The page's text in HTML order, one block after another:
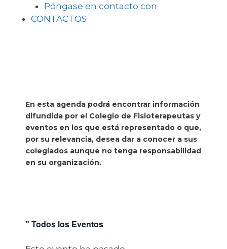
Póngase en contacto con
CONTACTOS
En esta agenda podrá encontrar información
difundida por el Colegio de Fisioterapeutas y
eventos en los que está representado o que,
por su relevancia, desea dar a conocer a sus
colegiados aunque no tenga responsabilidad
en su organización.
" Todos los Eventos